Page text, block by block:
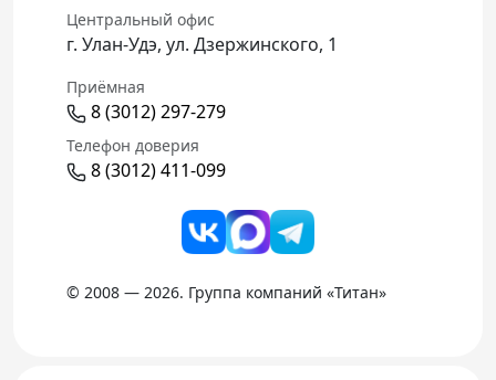
Центральный офис
г. Улан-Удэ, ул. Дзержинского, 1
Приёмная
8 (3012) 297-279
Телефон доверия
8 (3012) 411-099
© 2008 — 2026. Группа компаний «Титан»